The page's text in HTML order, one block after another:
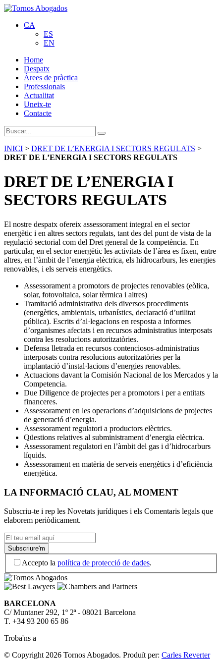
CA
ES
EN
Home
Despatx
Àrees de pràctica
Professionals
Actualitat
Uneix-te
Contacte
INICI > DRET DE L’ENERGIA I SECTORS REGULATS >
DRET DE L’ENERGIA I SECTORS REGULATS
DRET DE L’ENERGIA I
SECTORS REGULATS
El nostre despatx ofereix assessorament integral en el sector
energètic i en altres sectors regulats, tant des del punt de vista de la
regulació sectorial com del Dret general de la competència. En
particular, en el sector energètic les activitats de l’àrea es fixen, entre
altres, en l’àmbit de l’energia elèctrica, els hidrocarburs, les energies
renovables, i els serveis energètics.
Assessorament a promotors de projectes renovables (eòlica,
solar, fotovoltaica, solar tèrmica i altres)
Tramitació administrativa dels diversos procediments
(energètics, ambientals, urbanístics, declaració d’utilitat
pública). Escrits d’al·legacions en resposta a informes
d’organismes afectats i en recursos administratius interposats
contra les resolucions autoritzatòries.
Defensa lletrada en recursos contenciosos-administratius
interposats contra resolucions autoritzatòries per la
implantació d’instal·lacions d’energies renovables.
Actuacions davant la Comisión Nacional de los Mercados y la
Competencia.
Due Diligence de projectes per a promotors i per a entitats
financeres.
Assessorament en les operacions d’adquisicions de projectes
de generació d’energia.
Assessorament regulatori a productors elèctrics.
Qüestions relatives al subministrament d’energia elèctrica.
Assessorament regulatori en l’àmbit del gas i d’hidrocarburs
líquids.
Assessorament en matèria de serveis energètics i d’eficiència
energètica.
LA INFORMACIÓ CLAU, AL MOMENT
Subscriu-te i rep les Novetats jurídiques i els Comentaris legals que
elaborem periòdicament.
Accepto la política de protecció de dades.
BARCELONA
C/ Muntaner 292, 1º 2ª - 08021 Barcelona
T. +34 93 200 65 86
Troba'ns a
© Copyright 2026 Tornos Abogados. Produït per: Carles Reverter